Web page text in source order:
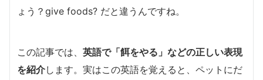
ょう？give foods? だと違うんですね。
この記事では、 英語で「餌をやる」などの正しい表現
を紹介します。実はこの英語を覚えると、ペットにだ